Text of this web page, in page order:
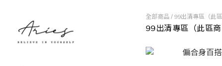
全部商品 / 99出清專區（此
99出清專區（此區